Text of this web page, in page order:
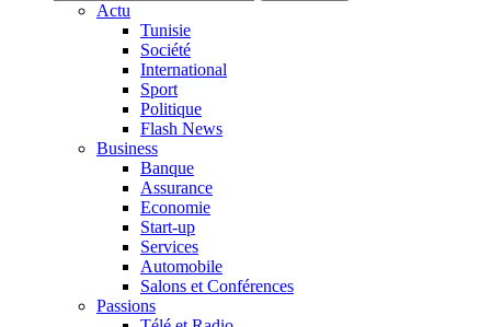
Actu
Tunisie
Société
International
Sport
Politique
Flash News
Business
Banque
Assurance
Economie
Start-up
Services
Automobile
Salons et Conférences
Passions